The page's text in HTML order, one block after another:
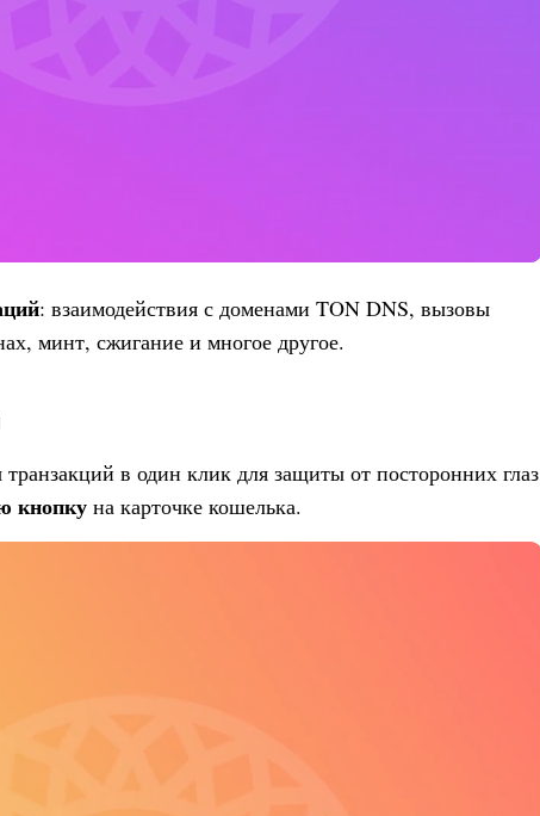
: взаимодействия с доменами TON DNS, вызовы
минт, сжигание и многое другое.
в один клик для защиты от посторонних глаз
кнопку на карточке кошелька.